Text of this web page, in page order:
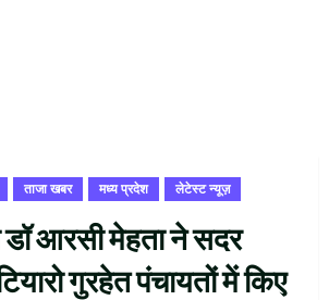
ताजा खबर मध्य प्रदेश लेटेस्ट न्यूज़
आरसी मेहता ने सदर
गुरहेत पंचायतों में किए